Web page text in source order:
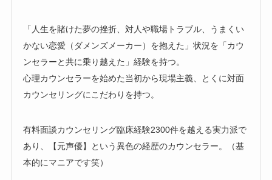
「人生を賭けた夢の挫折、対人や職場トラブル、うまくい
かない恋愛（ダメンズメーカー）を抱えた」状況を「カウ
ンセラーと共に乗り越えた」経験を持つ。
心理カウンセラーを始めた当初から現場主義、とくに対面
カウンセリングにこだわりを持つ。
有料面談カウンセリング臨床経験2300件を越える実力派で
あり、【元声優】という異色の経歴のカウンセラー。（基
本的にマニアです笑）